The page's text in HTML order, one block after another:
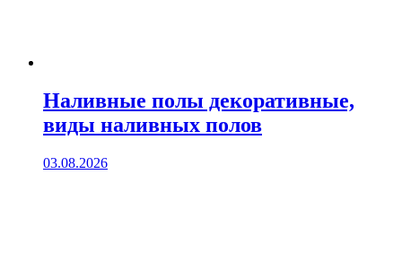
Наливные полы декоративные,
виды наливных полов
03.08.2026